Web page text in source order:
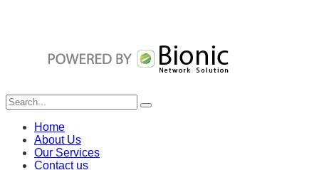
Home
About Us
Our Services
Contact us